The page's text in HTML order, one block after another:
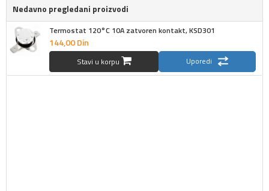
Nedavno pregledani proizvodi
Termostat 120°C 10A zatvoren kontakt, KSD301
144,00Din
Stavi u korpu Uporedi